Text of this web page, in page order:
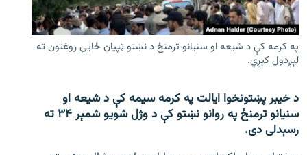
دري پاڼه
Azadi English
راسره ملګري شئ
د ازادې اروپا/ ازادي راډيو ټولې پاڼې
په کرمه کې د شیعه او سنیانو ترمنځ د نښتو ټپیان ځايي روغتون ته
لېږدول کېږي.
د خیبر پښتونخوا ایالت په کرمه سیمه کې د شیعه او
سنیانو ترمنځ په روانو نښتو کې د وژل شویو شمېر ۳۴ ته
رسېدلی دی.